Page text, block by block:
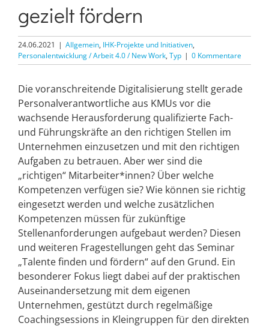
gezielt fördern
24.06.2021 | Allgemein, IHK-Projekte und Initiativen,
Personalentwicklung / Arbeit 4.0 / New Work, Typ | 0 Kommentare
Die voranschreitende Digitalisierung stellt gerade
Personalverantwortliche aus KMUs vor die
wachsende Herausforderung qualifizierte Fach-
und Führungskräfte an den richtigen Stellen im
Unternehmen einzusetzen und mit den richtigen
Aufgaben zu betrauen. Aber wer sind die
„richtigen“ Mitarbeiter*innen? Über welche
Kompetenzen verfügen sie? Wie können sie richtig
eingesetzt werden und welche zusätzlichen
Kompetenzen müssen für zukünftige
Stellenanforderungen aufgebaut werden? Diesen
und weiteren Fragestellungen geht das Seminar
„Talente finden und fördern“ auf den Grund. Ein
besonderer Fokus liegt dabei auf der praktischen
Auseinandersetzung mit dem eigenen
Unternehmen, gestützt durch regelmäßige
Coachingsessions in Kleingruppen für den direkten